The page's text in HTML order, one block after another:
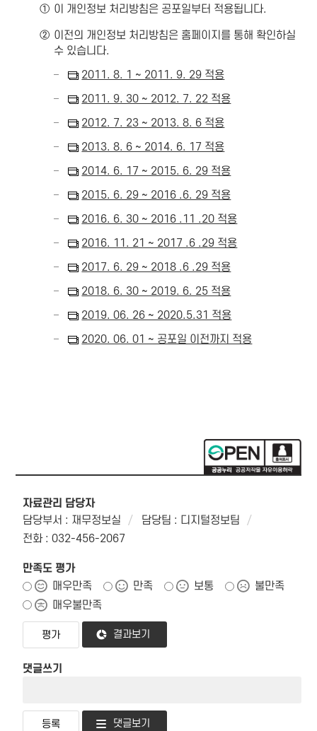
① 이 개인정보 처리방침은 공포일부터 적용됩니다.
② 이전의 개인정보 처리방침은 홈페이지를 통해 확인하실
수 있습니다.
2011. 8. 1 ~ 2011. 9. 29 적용
2011. 9. 30 ~ 2012. 7. 22 적용
2012. 7. 23 ~ 2013. 8. 6 적용
2013. 8. 6 ~ 2014. 6. 17 적용
2014. 6. 17 ~ 2015. 6. 29 적용
2015. 6. 29 ~ 2016 .6. 29 적용
2016. 6. 30 ~ 2016 .11 .20 적용
2016. 11. 21 ~ 2017 .6 .29 적용
2017. 6. 29 ~ 2018 .6 .29 적용
2018. 6. 30 ~ 2019. 6. 25 적용
2019. 06. 26 ~ 2020.5.31 적용
2020. 06. 01 ~ 공포일 이전까지 적용
자료관리 담당자
담당부서 : 재무정보실
담당팀 : 디지털정보팀
전화 : 032-456-2067
만족도 평가
매우만족
만족 보통
불만족
매우불만족
결과보기
댓글쓰기
댓글보기